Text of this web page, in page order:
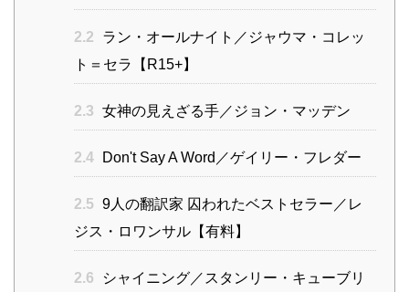
2.2
ラン・オールナイト／ジャウマ・コレッ
ト＝セラ【R15+】
2.3 女神の見えざる手／ジョン・マッデン
2.4 Don't Say A Word／ゲイリー・フレダー
2.5 9人の翻訳家 囚われたベストセラー／レ
ジス・ロワンサル【有料】
2.6
シャイニング／スタンリー・キューブリ